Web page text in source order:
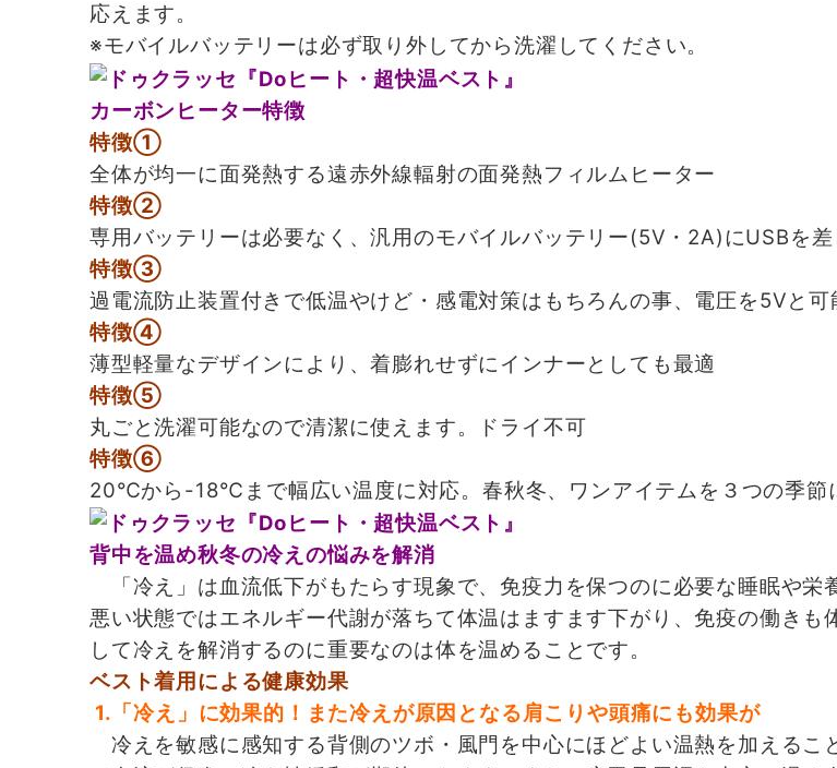
応えます。
※モバイルバッテリーは必ず取り外してから洗濯してください。
カーボンヒーター特徴
特徴①
全体が均一に面発熱する遠赤外線輻射の面発熱フィルムヒーター
特徴②
専用バッテリーは必要なく、汎用のモバイルバッテリー(5V・2A)にUSBを
特徴③
過電流防止装置付きで低温やけど・感電対策はもちろんの事、電圧を5Vと
特徴④
薄型軽量なデザインにより、着膨れせずにインナーとしても最適
特徴⑤
丸ごと洗濯可能なので清潔に使えます。ドライ不可
特徴⑥
20℃から-18℃まで幅広い温度に対応。春秋冬、ワンアイテムを３つの季節
背中を温め秋冬の冷えの悩みを解消
「冷え」は血流低下がもたらす現象で、免疫力を保つのに必要な睡眠や栄
悪い状態ではエネルギー代謝が落ちて体温はますます下がり、免疫の働きも
して冷えを解消するのに重要なのは体を温めることです。
ベスト着用による健康効果
1.「冷え」に効果的！また冷えが原因となる肩こりや頭痛にも効果が
冷えを敏感に感知する背側のツボ・風門を中心にほどよい温熱を加えるこ